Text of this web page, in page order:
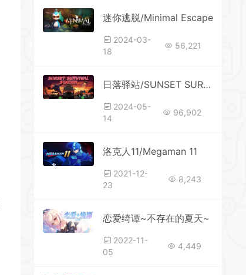
迷你逃脱/Minimal Escape
2024-03-
18
56,221
日落驿站/SUNSET SURVIVAL STATION
2024-05-
14
96,902
洛克人11/Megaman 11
2021-12-
23
8,243
恋爱绮谭~不存在的夏天~
2022-11-
05
4,449